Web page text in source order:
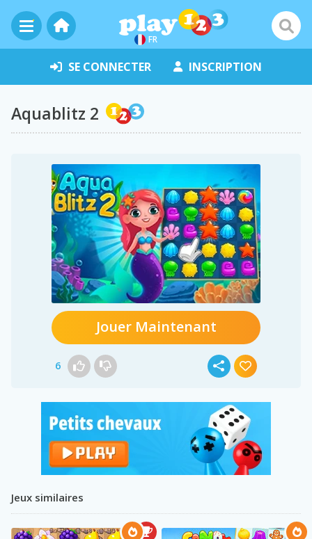
FR
SE CONNECTER INSCRIPTION
Aquablitz 2
Jouer Maintenant
6
Jeux similaires